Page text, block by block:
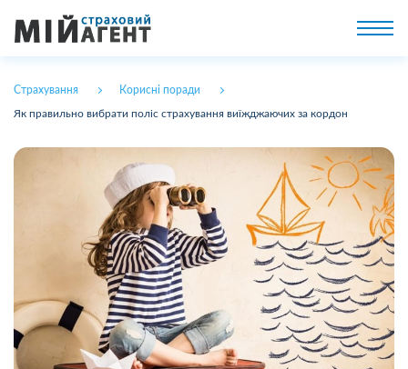
Страхування Корисні поради
Як правильно вибрати поліс страхування виїжджаючих за кордон